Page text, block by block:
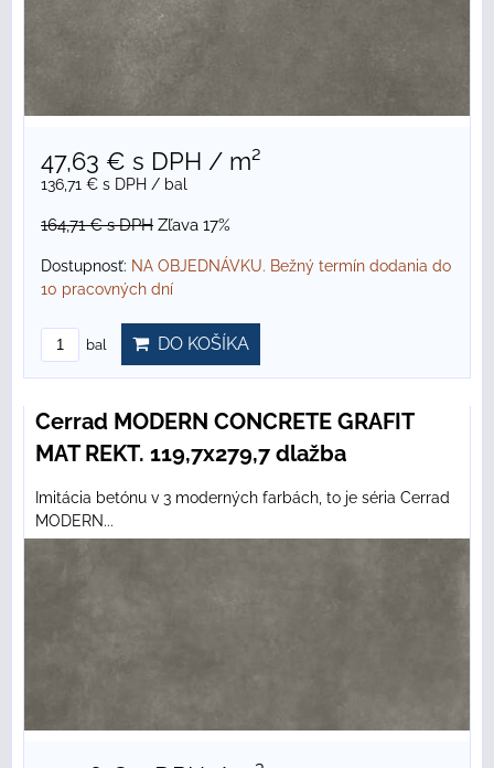
47,63 € s DPH / m²
136,71 € s DPH / bal
164,71 €s DPH Zľava 17%
Dostupnosť: NA OBJEDNÁVKU. Bežný termín dodania do
10 pracovných dní
bal DO KOŠÍKA
Cerrad MODERN CONCRETE GRAFIT
MAT REKT. 119,7x279,7 dlažba
Imitácia betónu v 3 moderných farbách, to je séria Cerrad
MODERN...